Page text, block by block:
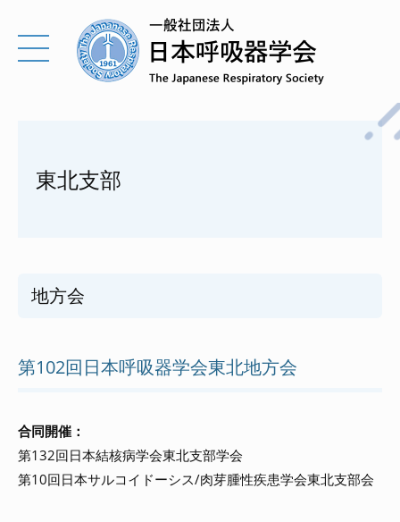
東北支部
地方会
第102回日本呼吸器学会東北地方会
合同開催：
第132回日本結核病学会東北支部学会
第10回日本サルコイドーシス/肉芽腫性疾患学会東北支部会